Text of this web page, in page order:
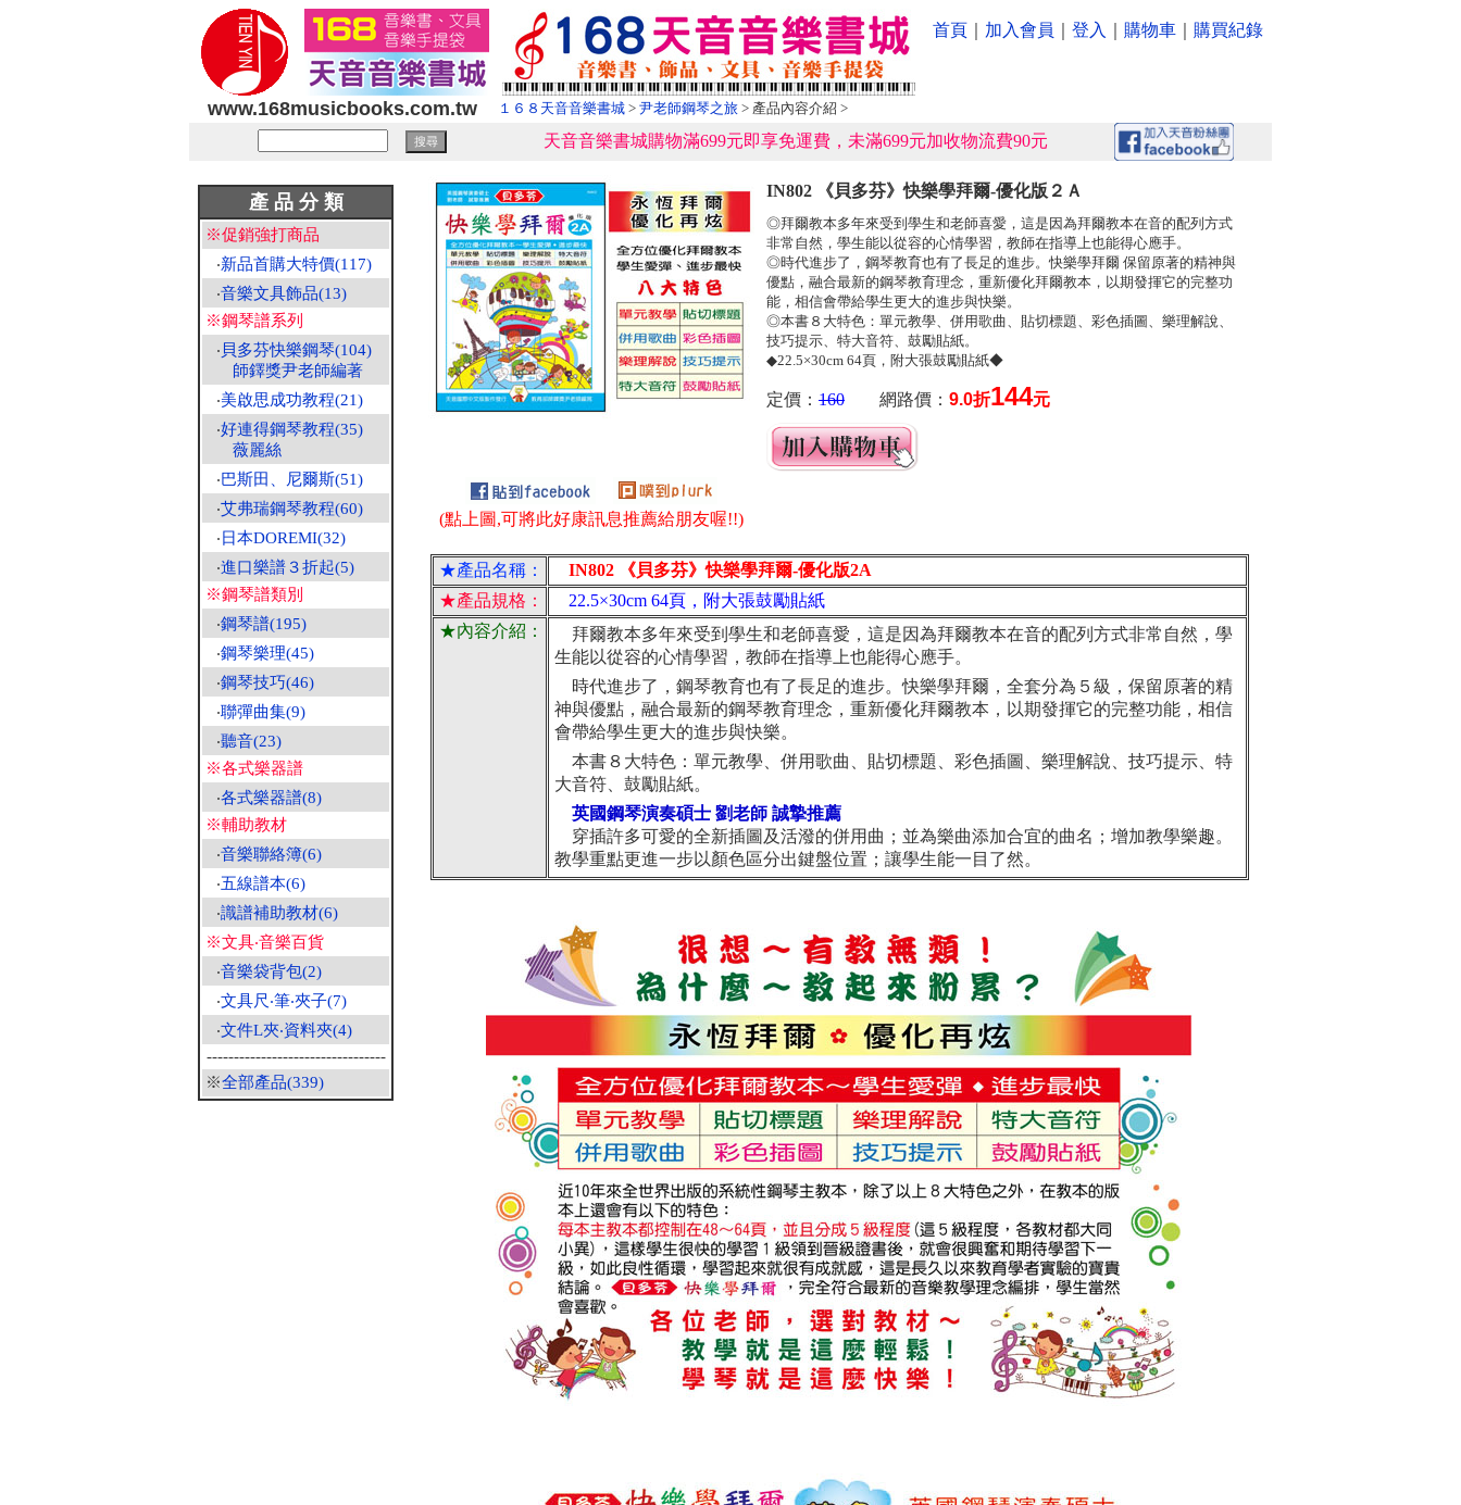
首頁 加入會員 登入 購物車 購買紀錄
www.168musicbooks.com.tw １６８天音音樂書城 > 尹老師鋼琴之旅 > 產品內容介紹 >
天音音樂書城購物滿699元即享免運費，未滿699元加收物流費90元
產 品 分 類
※促銷強打商品
‧新品首購大特價(117)
‧音樂文具飾品(13)
※鋼琴譜系列
‧ 貝多芬快樂鋼琴(104)
師鐸獎尹老師編著
‧美啟思成功教程(21)
‧好連得鋼琴教程(35)
薇麗絲
‧巴斯田、尼爾斯(51)
‧艾弗瑞鋼琴教程(60)
‧ 日本DOREMI(32)
‧進口樂譜３折起(5)
※鋼琴譜類別
‧鋼琴譜(195)
‧鋼琴樂理(45)
‧鋼琴技巧(46)
‧聯彈曲集(9)
‧聽音(23)
※各式樂器譜
‧各式樂器譜(8)
※輔助教材
‧音樂聯絡簿(6)
‧五線譜本(6)
‧識譜補助教材(6)
※文具‧音樂百貨
‧音樂袋背包(2)
‧文具尺‧筆‧夾子(7)
‧文件L夾‧資料夾(4)
---------------------------------
※全部產品(339)
(點上圖,可將此好康訊息推薦給朋友喔!!)
IN802 《貝多芬》快樂學拜爾-優化版２Ａ
◎拜爾教本多年來受到學生和老師喜愛，這是因為拜爾教本在音的配列方式
非常自然，學生能以從容的心情學習，教師在指導上也能得心應手。
◎時代進步了，鋼琴教育也有了長足的進步。快樂學拜爾 保留原著的精神與
優點，融合最新的鋼琴教育理念，重新優化拜爾教本，以期發揮它的完整功
能，相信會帶給學生更大的進步與快樂。
◎本書８大特色：單元教學、併用歌曲、貼切標題、彩色插圖、樂理解說、
技巧提示、特大音符、鼓勵貼紙。
◆22.5×30cm 64頁，附大張鼓勵貼紙◆
定價： 160 網路價： 9.0折144元
★產品名稱：
IN802 《貝多芬》快樂學拜爾-優化版2A
★產品規格：
22.5×30cm 64頁，附大張鼓勵貼紙
★內容介紹：
拜爾教本多年來受到學生和老師喜愛，這是因為拜爾教本在音的配列方式非常自然，學
生能以從容的心情學習，教師在指導上也能得心應手。
時代進步了，鋼琴教育也有了長足的進步。快樂學拜爾，全套分為５級，保留原著的精
神與優點，融合最新的鋼琴教育理念，重新優化拜爾教本，以期發揮它的完整功能，相信
會帶給學生更大的進步與快樂。
本書８大特色：單元教學、併用歌曲、貼切標題、彩色插圖、樂理解說、技巧提示、特
大音符、鼓勵貼紙。
英國鋼琴演奏碩士 劉老師 誠摯推薦
穿插許多可愛的全新插圖及活潑的併用曲；並為樂曲添加合宜的曲名；增加教學樂趣。
教學重點更進一步以顏色區分出鍵盤位置；讓學生能一目了然。